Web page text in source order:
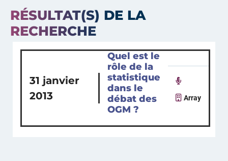
RÉSULTAT(S) DE LA
RECHERCHE
31 janvier
2013
Quel est le
rôle de la
statistique
dans le
débat des
OGM ?
Array